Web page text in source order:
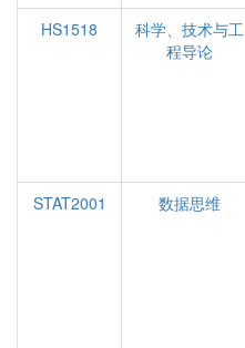
HS1518
科学、技术与工
程导论
STAT2001
数据思维